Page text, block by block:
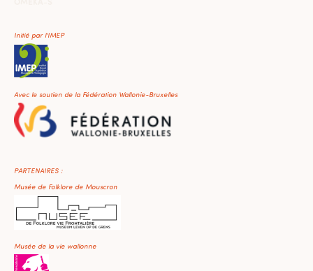
Initié par l'IMEP
Avec le soutien de la Fédération Wallonie-Bruxelles
PARTENAIRES :
Musée de Folklore de Mouscron
Musée de la vie wallonne